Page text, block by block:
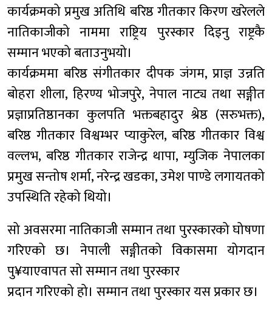
कार्यक्रमको प्रमुख अतिथि बरिष्ठ गीतकार किरण खरेलले
नातिकाजीको नाममा राष्ट्रिय पुरस्कार दिइनु राष्ट्रकै
सम्मान भएको बताउनुभयो।
कार्यक्रममा बरिष्ठ संगीतकार दीपक जंगम, प्राज्ञ उन्नति
बोहरा शीला, हिरण्य भोजपुरे, नेपाल नाट्य तथा सङ्गीत
प्रज्ञाप्रतिष्ठानका कुलपति भक्तबहादुर श्रेष्ठ (सरुभक्त),
बरिष्ठ गीतकार विश्वम्भर प्याकुरेल, बरिष्ठ गीतकार विश्व
वल्लभ, बरिष्ठ गीतकार राजेन्द्र थापा, म्युजिक नेपालका
प्रमुख सन्तोष शर्मा, नरेन्द्र खडका, उमेश पाण्डे लगायतको
उपस्थिति रहेको थियो।
सो अवसरमा नातिकाजी सम्मान तथा पुरस्कारको घोषणा
गरिएको छ। नेपाली सङ्गीतको विकासमा योगदान
पु¥याएवापत सो सम्मान तथा पुरस्कार
प्रदान गरिएको हो। सम्मान तथा पुरस्कार यस प्रकार छ।